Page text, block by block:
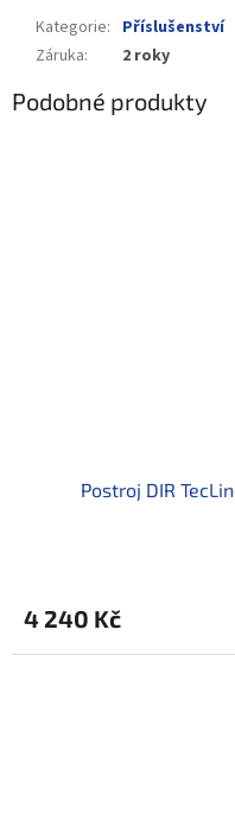
Kategorie: Příslušenství
Záruka: 2 roky
Podobné produkty
Postroj DIR
4 240 Kč